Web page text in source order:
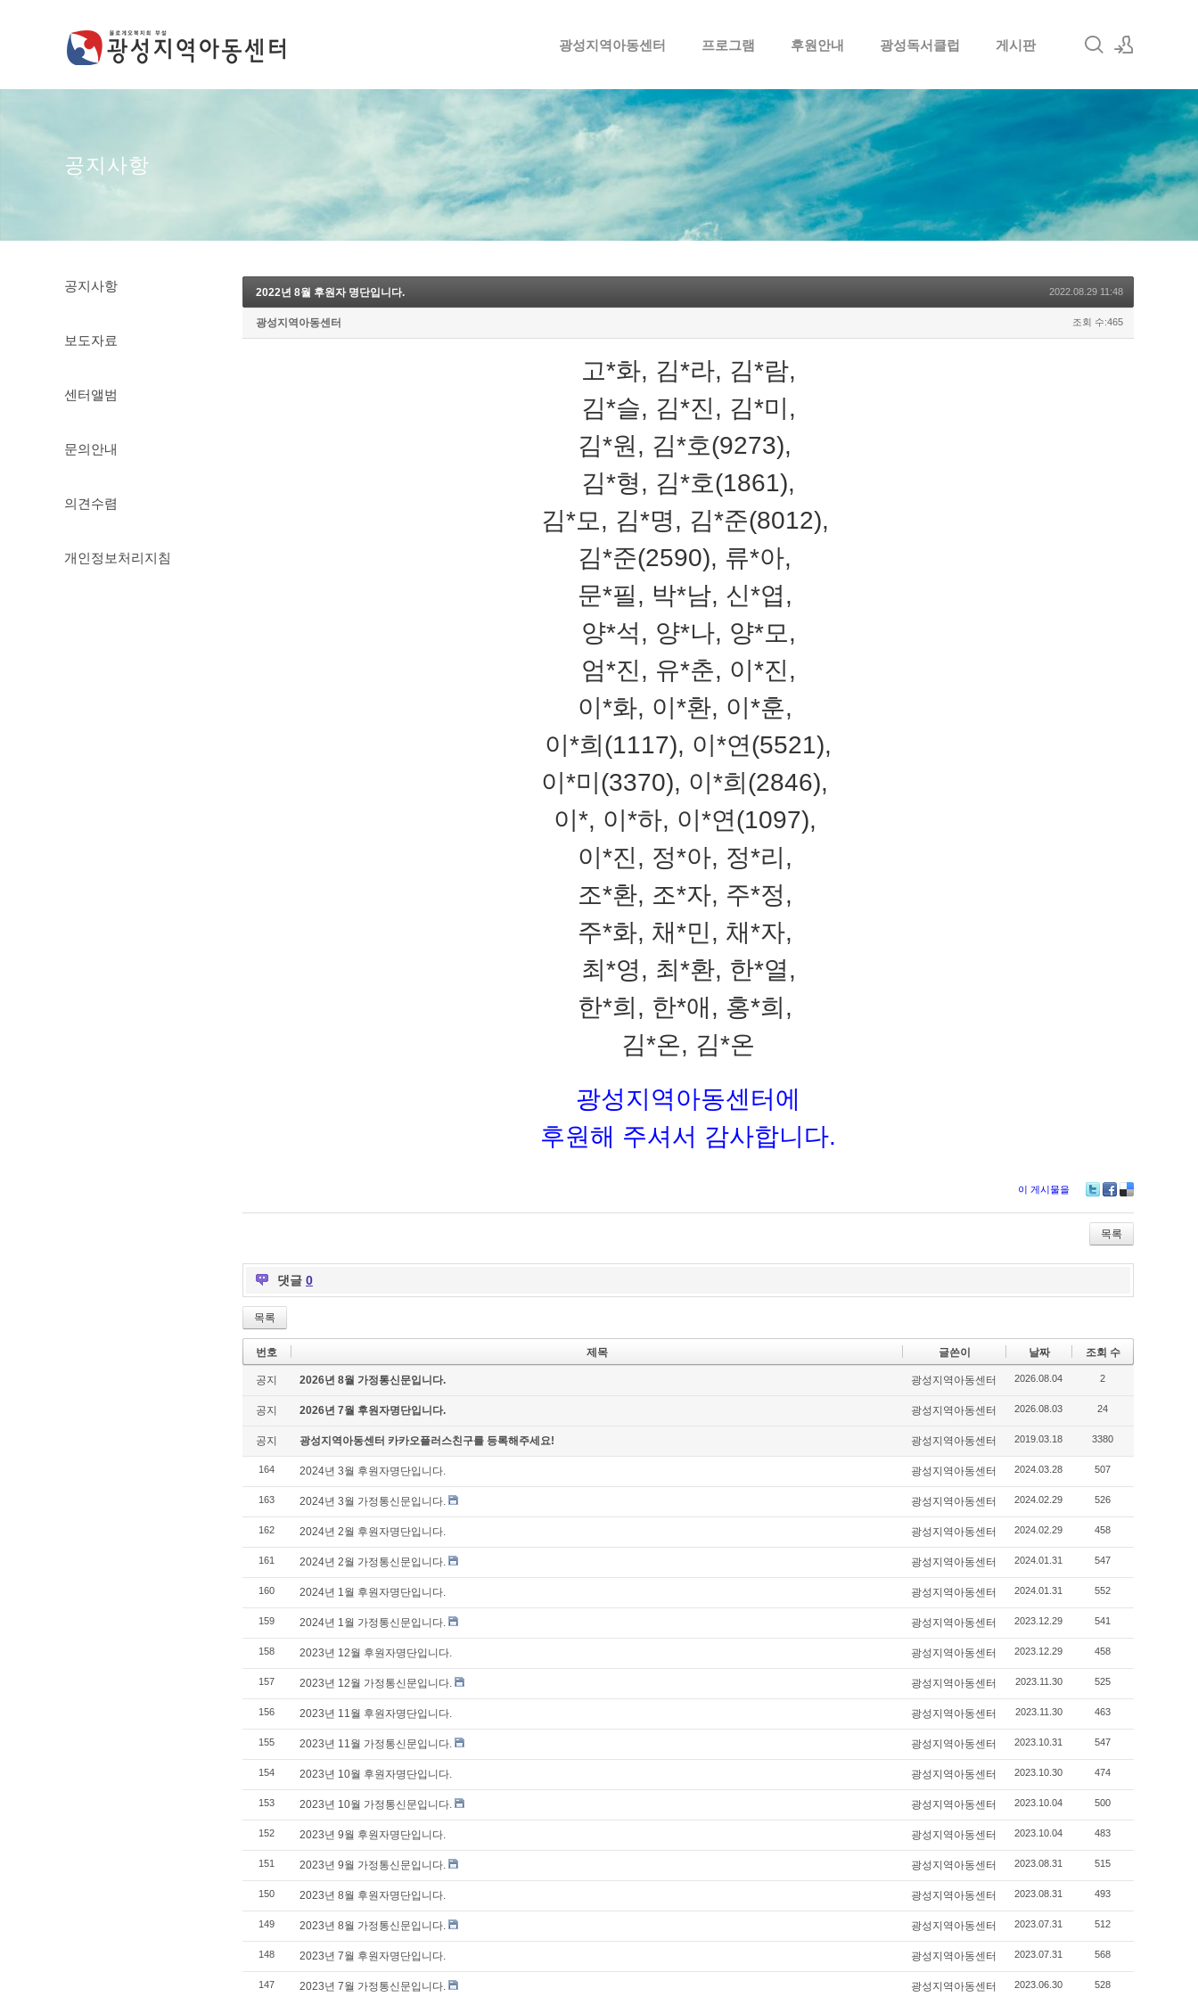
광성지역아동센터 프로그램 후원안내 광성독서클럽 게시판
공지사항
공지사항
보도자료
센터앨범
문의안내
의견수렴
개인정보처리지침
2022년 8월 후원자 명단입니다. 2022.08.29 11:48
광성지역아동센터 조회 수:465
고*화, 김*라, 김*람,
김*슬, 김*진, 김*미,
김*원, 김*호(9273),
김*형, 김*호(1861),
김*모, 김*명, 김*준(8012),
김*준(2590), 류*아,
문*필, 박*남, 신*엽,
양*석, 양*나, 양*모,
엄*진, 유*춘, 이*진,
이*화, 이*환, 이*훈,
이*희(1117), 이*연(5521),
이*미(3370), 이*희(2846),
이*, 이*하, 이*연(1097),
이*진, 정*아, 정*리,
조*환, 조*자, 주*정,
주*화, 채*민, 채*자,
최*영, 최*환, 한*열,
한*희, 한*애, 홍*희,
김*온, 김*온
광성지역아동센터에
후원해 주셔서 감사합니다.
이 게시물을
bo
ok
ou
s
목록
댓글 0
목록
번호 제목 글쓴이 날짜 조회 수
공지 2026년 8월 가정통신문입니다. 광성지역아동센터 2026.08.04 2
공지 2026년 7월 후원자명단입니다. 광성지역아동센터 2026.08.03 24
공지 광성지역아동센터 카카오플러스친구를 등록해주세요! 광성지역아동센터 2019.03.18 3380
164 2024년 3월 후원자명단입니다. 광성지역아동센터 2024.03.28 507
163 2024년 3월 가정통신문입니다. 광성지역아동센터 2024.02.29 526
162 2024년 2월 후원자명단입니다. 광성지역아동센터 2024.02.29 458
161 2024년 2월 가정통신문입니다. 광성지역아동센터 2024.01.31 547
160 2024년 1월 후원자명단입니다. 광성지역아동센터 2024.01.31 552
159 2024년 1월 가정통신문입니다. 광성지역아동센터 2023.12.29 541
158 2023년 12월 후원자명단입니다. 광성지역아동센터 2023.12.29 458
157 2023년 12월 가정통신문입니다. 광성지역아동센터 2023.11.30 525
156 2023년 11월 후원자명단입니다. 광성지역아동센터 2023.11.30 463
155 2023년 11월 가정통신문입니다. 광성지역아동센터 2023.10.31 547
154 2023년 10월 후원자명단입니다. 광성지역아동센터 2023.10.30 474
153 2023년 10월 가정통신문입니다. 광성지역아동센터 2023.10.04 500
152 2023년 9월 후원자명단입니다. 광성지역아동센터 2023.10.04 483
151 2023년 9월 가정통신문입니다. 광성지역아동센터 2023.08.31 515
150 2023년 8월 후원자명단입니다. 광성지역아동센터 2023.08.31 493
149 2023년 8월 가정통신문입니다. 광성지역아동센터 2023.07.31 512
148 2023년 7월 후원자명단입니다. 광성지역아동센터 2023.07.31 568
147 2023년 7월 가정통신문입니다. 광성지역아동센터 2023.06.30 528